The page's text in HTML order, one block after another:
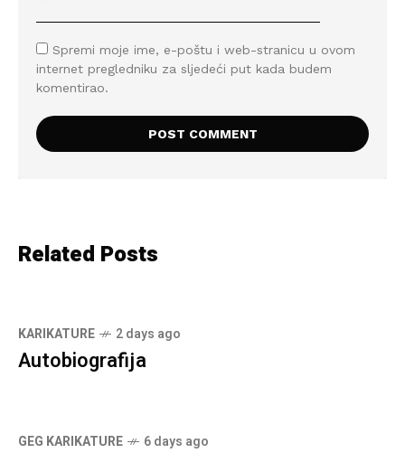
Spremi moje ime, e-poštu i web-stranicu u ovom
internet pregledniku za sljedeći put kada budem
komentirao.
Related Posts
KARIKATURE 2 days ago
Autobiografija
GEG KARIKATURE 6 days ago